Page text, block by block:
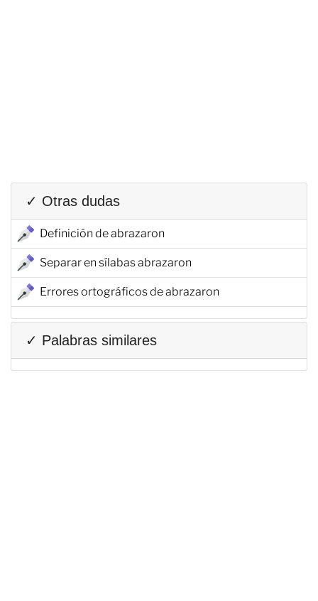
✓ Otras dudas
Definición de abrazaron
Separar en sílabas abrazaron
Errores ortográficos de abrazaron
✓ Palabras similares